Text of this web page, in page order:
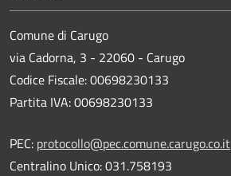
Comune di Carugo
via Cadorna, 3 - 22060 - Carugo
Codice Fiscale: 00698230133
Partita IVA: 00698230133
PEC: protocollo@pec.comune.carugo.co.it
Centralino Unico: 031.758193